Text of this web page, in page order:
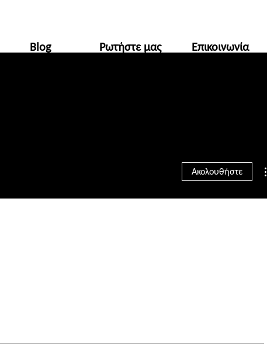
Blog Ρωτήστε μας Επικοινωνία
Ακολουθήστε